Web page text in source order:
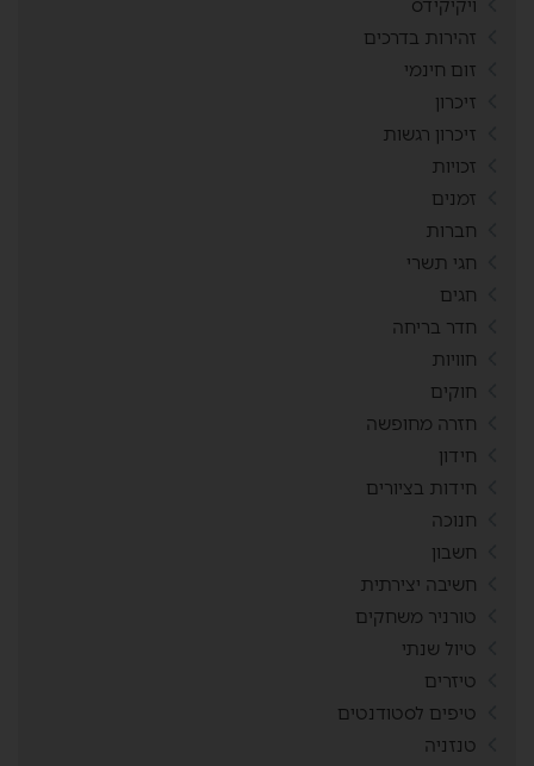
זהירות בדרכים
זום חינמי
זיכרון
זיכרון רגשות
זכויות
זמנים
חברות
חגי תשרי
חגים
חדר בריחה
חוויות
חוקים
חזרה מחופשה
חידון
חידות בציורים
חנוכה
חשבון
חשיבה יצירתית
טורניר משחקים
טיול שנתי
טיזרים
טיפים לסטודנטים
טנזניה